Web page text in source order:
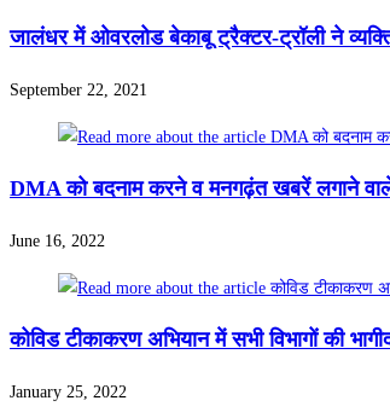
जालंधर में ओवरलोड बेकाबू ट्रैक्टर-ट्रॉली ने
September 22, 2021
DMA को बदनाम करने व मनगढ़ंत खबरें लगाने
June 16, 2022
कोविड टीकाकरण अभियान में सभी विभागों की
January 25, 2022